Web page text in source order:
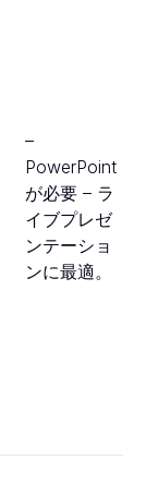
–
PowerPoint
が必要 – ラ
イブプレゼ
ンテーショ
ンに最適。